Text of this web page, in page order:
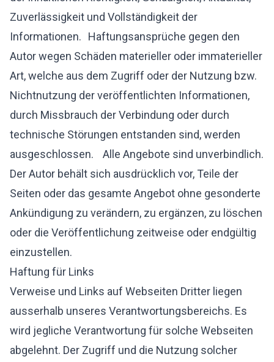
Zuverlässigkeit und Vollständigkeit der
Informationen. Haftungsansprüche gegen den
Autor wegen Schäden materieller oder immaterieller
Art, welche aus dem Zugriff oder der Nutzung bzw.
Nichtnutzung der veröffentlichten Informationen,
durch Missbrauch der Verbindung oder durch
technische Störungen entstanden sind, werden
ausgeschlossen. Alle Angebote sind unverbindlich.
Der Autor behält sich ausdrücklich vor, Teile der
Seiten oder das gesamte Angebot ohne gesonderte
Ankündigung zu verändern, zu ergänzen, zu löschen
oder die Veröffentlichung zeitweise oder endgültig
einzustellen.
Haftung für Links
Verweise und Links auf Webseiten Dritter liegen
ausserhalb unseres Verantwortungsbereichs. Es
wird jegliche Verantwortung für solche Webseiten
abgelehnt. Der Zugriff und die Nutzung solcher